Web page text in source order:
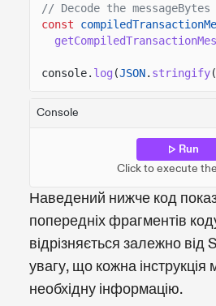
// Decode the messageBytes
const
console. log (JSON. stringify
Console
Run
Click to execute
Наведений нижче код
попередніх фрагментів
відрізняється залежно від
увагу, що кожна інструкція
необхідну інформацію.